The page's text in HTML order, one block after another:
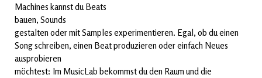
Machines kannst du Beats
bauen, Sounds
gestalten oder mit Samples experimentieren. Egal, ob du einen
Song schreiben, einen Beat produzieren oder einfach Neues
ausprobieren
möchtest: Im MusicLab bekommst du den Raum und die